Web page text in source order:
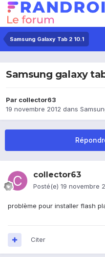
Samsung Galaxy Tab 2 10.1
Samsung galaxy
Par collector63
19 novembre 2012 dans
collector63
Posté(e) 19 novembre
problème pour installer flash
Citer